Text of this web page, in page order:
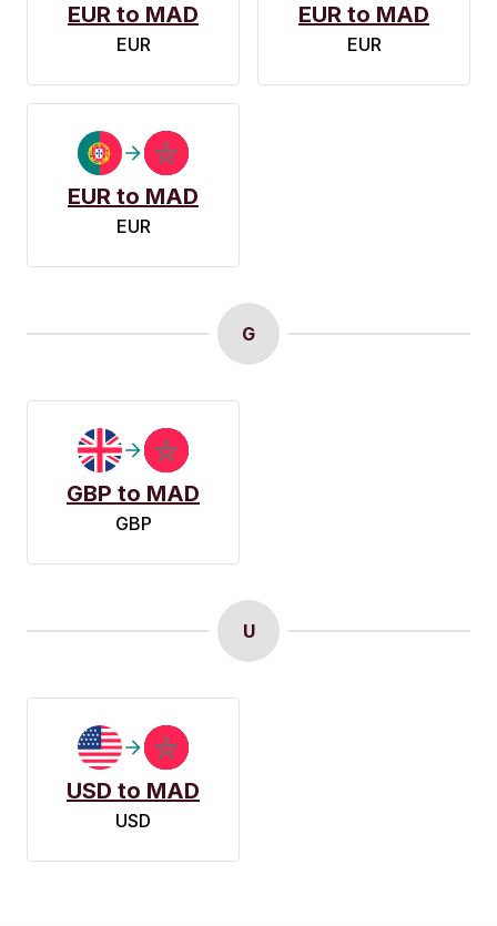
EUR to MAD
EUR
EUR to MAD
EUR
EUR to MAD
EUR
G
GBP to MAD
GBP
U
USD to MAD
USD